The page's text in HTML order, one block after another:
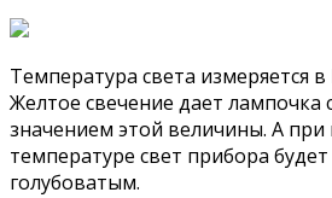
Температура света измеряется
Желтое свечение дает лампочка
значением этой величины. А
температуре свет прибора
голубоватым.